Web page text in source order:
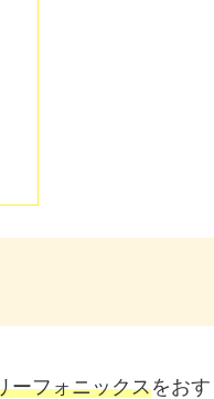
ーフォニックスをおす